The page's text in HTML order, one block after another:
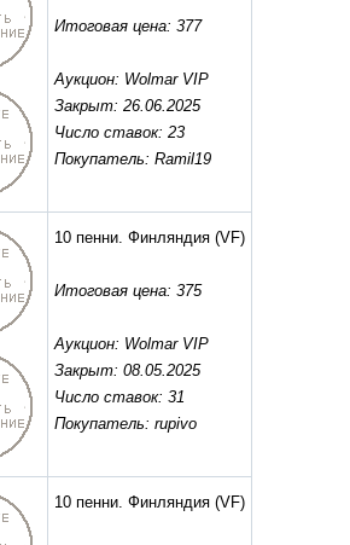
Итоговая цена: 377
Аукцион: Wolmar VIP
Закрыт: 26.06.2025
Число ставок: 23
Покупатель: Ramil19
10 пенни. Финляндия(VF)
Итоговая цена: 375
Аукцион: Wolmar VIP
Закрыт: 08.05.2025
Число ставок: 31
Покупатель: rupivo
10 пенни. Финляндия(VF)